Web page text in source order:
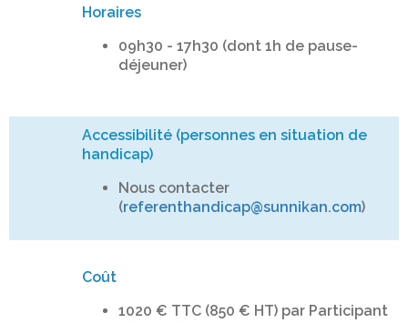
Horaires
09h30 - 17h30 (dont 1h de pause-
déjeuner)
Accessibilité (personnes en situation de
handicap)
Nous contacter
(referenthandicap@sunnikan.com)
Coût
1020 € TTC (850 € HT) par Participant